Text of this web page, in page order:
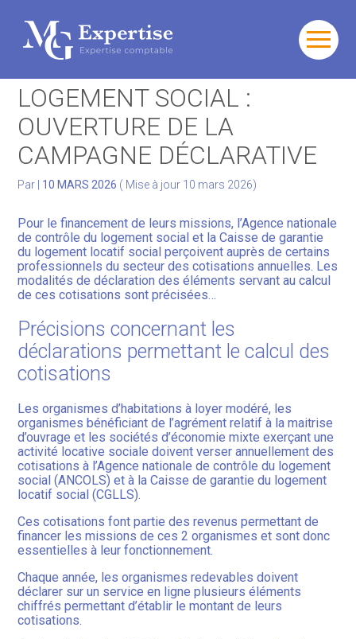
Aller
Gérer votre quotidien
Gérer votre patrimoine
Facturation Électronique
FINANCEMENT DU
LOGEMENT SOCIAL :
OUVERTURE DE LA
CAMPAGNE DÉCLARATIVE
Par 10 MARS 2026 ( Mise à jour 10 mars 2026)
Pour le financement de leurs missions, l’Agence nationale
de contrôle du logement social et la Caisse de garantie
du logement locatif social perçoivent auprès de certains
professionnels du secteur des cotisations annuelles. Les
modalités de déclaration des éléments servant au calcul
de ces cotisations sont précisées…
Précisions concernant les
déclarations permettant le calcul des
cotisations
Les organismes d’habitations à loyer modéré, les
organismes bénéficiant de l’agrément relatif à la maitrise
d’ouvrage et les sociétés d’économie mixte exerçant une
activité locative sociale doivent verser annuellement des
cotisations à l’Agence nationale de contrôle du logement
social (ANCOLS) et à la Caisse de garantie du logement
locatif social (CGLLS).
Ces cotisations font partie des revenus permettant de
financer les missions de ces 2 organismes et sont donc
essentielles à leur fonctionnement.
Chaque année, les organismes redevables doivent
déclarer sur un service en ligne plusieurs éléments
chiffrés permettant d’établir le montant de leurs
cotisations.